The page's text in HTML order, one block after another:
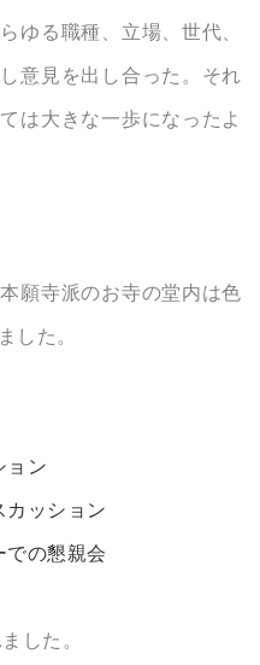
ゆる職種、立場、世代、
意見を出し合った。それ
は大きな一歩になったよ
願寺派のお寺の堂内は色
した。
ョン
カッション
での懇親会
した。